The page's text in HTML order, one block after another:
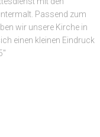
Passend zum
wir unsere Kirche in
einen kleinen Eindruck